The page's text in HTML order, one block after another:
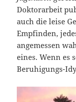
Doktorarbeit
auch die leise
Empfinden,
angemessen
eines. Wenn es
Beruhigungs-